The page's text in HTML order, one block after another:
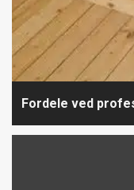
Fordele ved